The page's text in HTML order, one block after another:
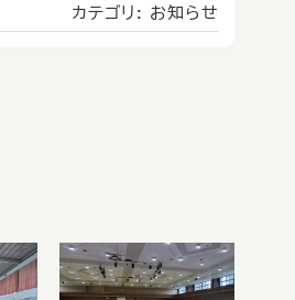
カテゴリ: お知らせ
第6回チャレ